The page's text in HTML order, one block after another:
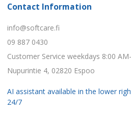
Contact Information
info@softcare.fi
09 887 0430
Customer Service weekdays 8:00
Nupurintie 4, 02820 Espoo
AI assistant available in the lower
24/7